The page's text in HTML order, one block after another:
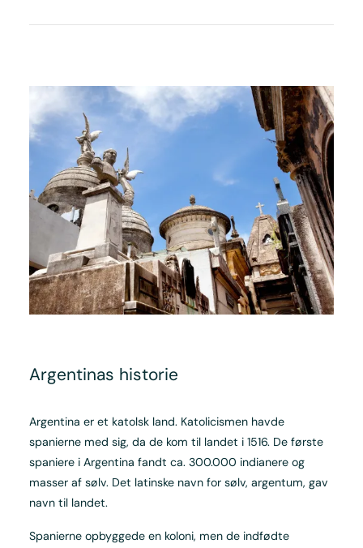
Argentinas historie
Argentina er et katolsk land. Katolicismen havde
spanierne med sig, da de kom til landet i 1516. De første
spaniere i Argentina fandt ca. 300.000 indianere og
masser af sølv. Det latinske navn for sølv, argentum, gav
navn til landet.
Spanierne opbyggede en koloni, men de indfødte